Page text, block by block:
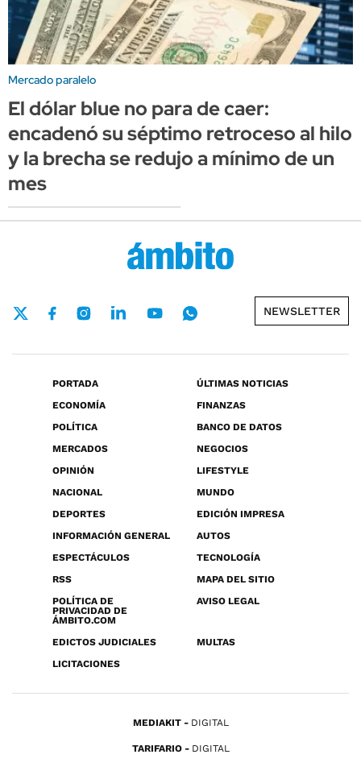
Mercado paralelo
El dólar blue no para de caer:
encadenó su séptimo retroceso al hilo
y la brecha se redujo a mínimo de un
mes
NEWSLETTER
PORTADA
ÚLTIMAS NOTICIAS
ECONOMÍA
FINANZAS
POLÍTICA
BANCO DE DATOS
MERCADOS
NEGOCIOS
OPINIÓN
LIFESTYLE
NACIONAL
MUNDO
DEPORTES
EDICIÓN IMPRESA
INFORMACIÓN GENERAL
AUTOS
ESPECTÁCULOS
TECNOLOGÍA
RSS
MAPA DEL SITIO
POLÍTICA DE
PRIVACIDAD DE
ÁMBITO.COM
AVISO LEGAL
EDICTOS JUDICIALES
MULTAS
LICITACIONES
MEDIAKIT DIGITAL
TARIFARIO DIGITAL